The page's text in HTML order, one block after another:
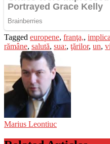
Tagged europene, franţa,,
rămâne, salută, sua:, ţărilor, un,
Marius Leontiuc